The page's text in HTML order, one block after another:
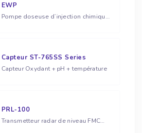
EWP
Pompe doseuse d’injection chimique (pompe de dosage)
Capteur ST-765SS Series
Capteur Oxydant + pH + température
PRL-100
Transmetteur radar de niveau FMCW portable (capteur de niveau sans contact)